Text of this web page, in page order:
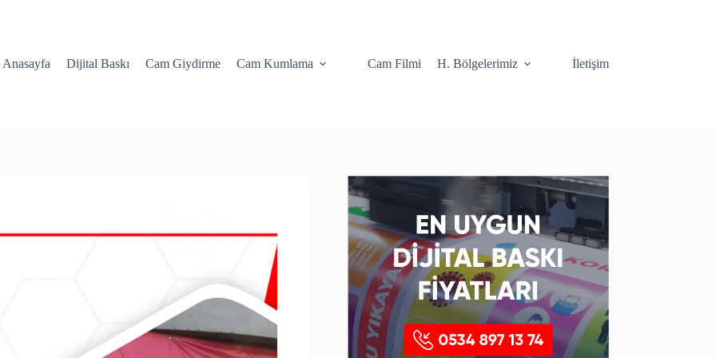
Anasayfa Dijital Baskı Cam Giydirme Cam Kumlama Cam Filmi H. Bölgelerimiz İletişim